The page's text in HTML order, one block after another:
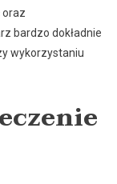
oraz
bardzo dokładnie
wykorzystaniu